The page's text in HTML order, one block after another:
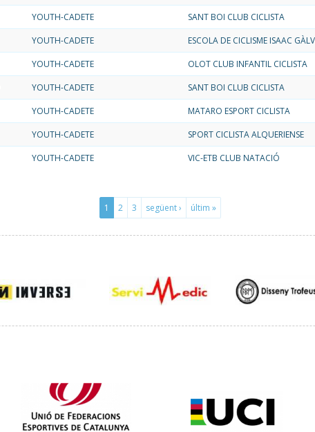
YOUTH-CADETE
SANT BOI CLUB CICLISTA
YOUTH-CADETE
ESCOLA DE CICLISME ISAAC
YOUTH-CADETE
OLOT CLUB INFANTIL CICLISTA
YOUTH-CADETE
SANT BOI CLUB CICLISTA
YOUTH-CADETE
MATARO ESPORT CICLISTA
YOUTH-CADETE SPORT CICLISTA ALQUERIENSE
YOUTH-CADETE VIC-ETB CLUB NATACIÓ
1 2 3 següent › últim »